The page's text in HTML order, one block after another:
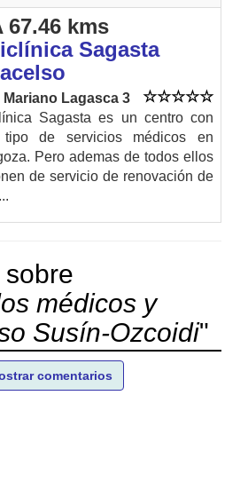
67.46 kms
Sagasta
Mariano Lagasca 3
Sagasta es un centro con
tipo de servicios médicos en
Pero ademas de todos ellos
de servicio de renovación de
médicos y
Susín-Ozcoidi"
comentarios